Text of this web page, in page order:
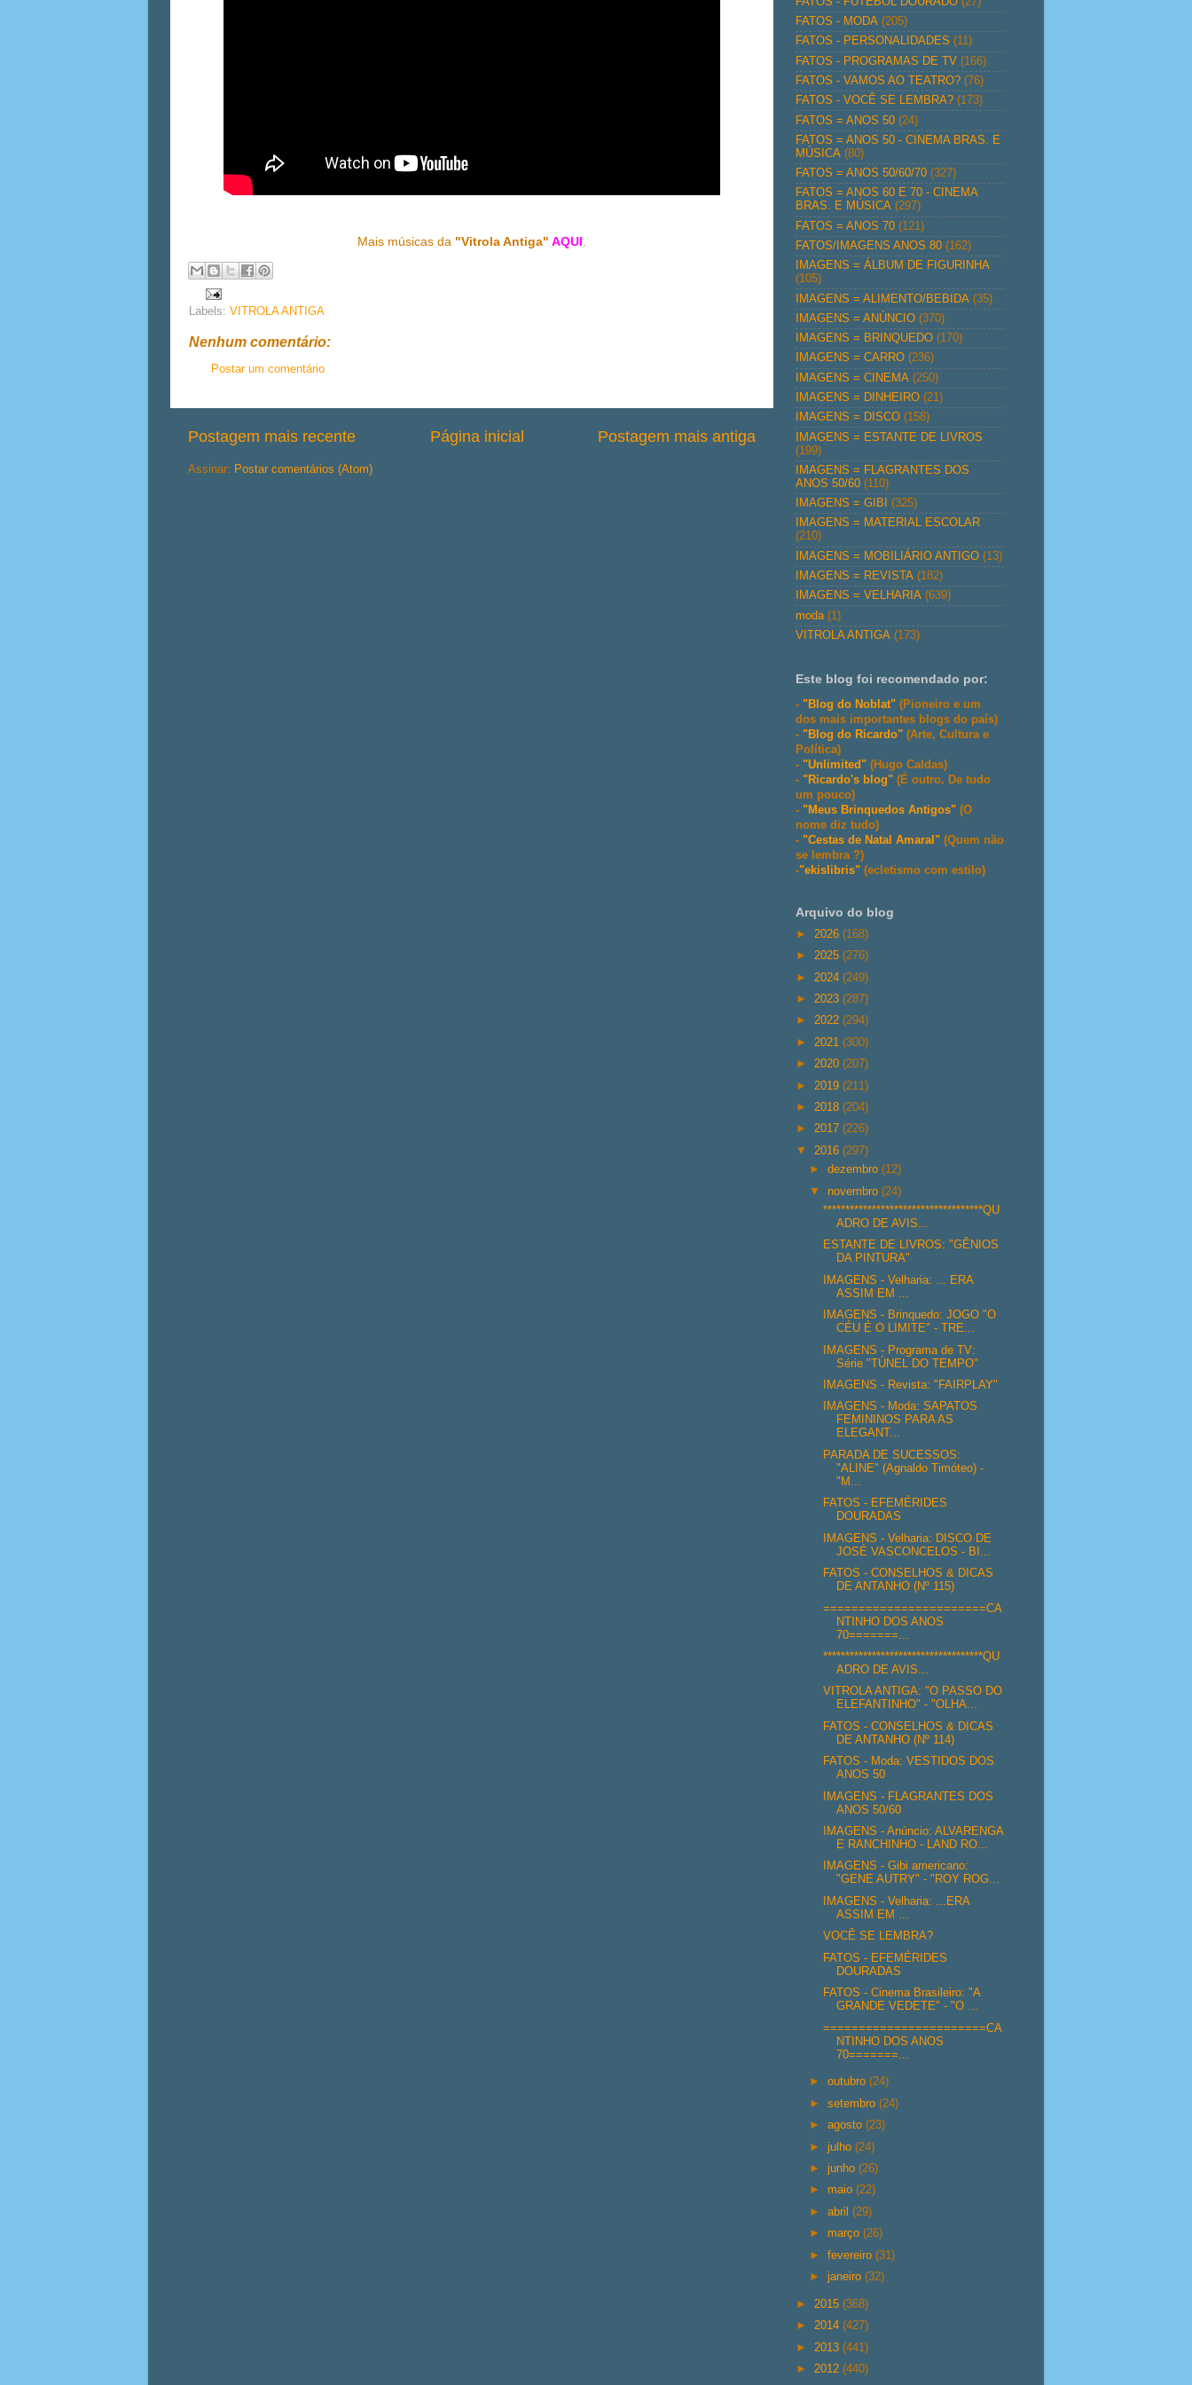
Mais músicas da "Vitrola Antiga" AQUI.
Labels: VITROLA ANTIGA
Nenhum comentário:
Postar um comentário
Postagem mais recente Postagem mais antiga
Página inicial
Assinar: Postar comentários (Atom)
FATOS - MODA (205)
FATOS - PERSONALIDADES (11)
FATOS - PROGRAMAS DE TV (166)
FATOS - VAMOS AO TEATRO? (76)
FATOS - VOCÊ SE LEMBRA? (173)
FATOS = ANOS 50 (24)
FATOS = ANOS 50 - CINEMA BRAS. E
MÚSICA (80)
FATOS = ANOS 50/60/70 (327)
FATOS = ANOS 60 E 70 - CINEMA
BRAS. E MÚSICA (297)
FATOS = ANOS 70 (121)
FATOS/IMAGENS ANOS 80 (162)
IMAGENS = ÁLBUM DE FIGURINHA
(105)
IMAGENS = ALIMENTO/BEBIDA (35)
IMAGENS = ANÚNCIO (370)
IMAGENS = BRINQUEDO (170)
IMAGENS = CARRO (236)
IMAGENS = CINEMA (250)
IMAGENS = DINHEIRO (21)
IMAGENS = DISCO (158)
IMAGENS = ESTANTE DE LIVROS
(199)
IMAGENS = FLAGRANTES DOS
ANOS 50/60 (110)
IMAGENS = GIBI
(325)
IMAGENS = MATERIAL ESCOLAR
(210)
IMAGENS = MOBILIÁRIO ANTIGO (13)
IMAGENS = REVISTA (182)
IMAGENS = VELHARIA (639)
moda (1)
VITROLA ANTIGA (173)
Este blog foi recomendado por:
- "Blog do Noblat" (Pioneiro e um
dos mais importantes blogs do país)
- "Blog do Ricardo" (Arte, Cultura e
Política)
- "Unlimited" (Hugo Caldas)
- "Ricardo's blog" (É outro. De tudo
um pouco)
- "Meus Brinquedos Antigos" (O
nome diz tudo)
- "Cestas de Natal Amaral" (Quem não
se lembra ?)
-"ekislibris" (ecletismo com estilo)
Arquivo do blog
► 2026 (168)
► 2025 (276)
► 2024 (249)
► 2023 (287)
► 2022 (294)
► 2021 (300)
► 2020 (207)
► 2019 (211)
► 2018 (204)
► 2017 (226)
▼ 2016 (297)
►dezembro(12)
▼ novembro(24)
************************************QU
ADRO DE AVIS...
ESTANTE DE LIVROS: "GÊNIOS
DA PINTURA"
IMAGENS - Velharia: ... ERA
ASSIM EM ...
IMAGENS - Brinquedo: JOGO "O
CÉU É O LIMITE" - TRE...
IMAGENS - Programa de TV:
Série "TÚNEL DO TEMPO"
IMAGENS - Revista: "FAIRPLAY"
IMAGENS - Moda: SAPATOS
FEMININOS PARA AS
ELEGANT...
PARADA DE SUCESSOS:
"ALINE" (Agnaldo Timóteo) -
"M...
FATOS - EFEMÉRIDES
DOURADAS
IMAGENS - Velharia: DISCO DE
JOSÉ VASCONCELOS - BI...
FATOS - CONSELHOS & DICAS
DE ANTANHO (Nº 115)
=======================CA
NTINHO DOS ANOS
70=======...
************************************QU
ADRO DE AVIS...
VITROLA ANTIGA: "O PASSO DO
ELEFANTINHO" - "OLHA...
FATOS - CONSELHOS & DICAS
DE ANTANHO (Nº 114)
FATOS - Moda: VESTIDOS DOS
ANOS 50
IMAGENS - FLAGRANTES DOS
ANOS 50/60
IMAGENS - Anúncio: ALVARENGA
E RANCHINHO - LAND RO...
IMAGENS - Gibi americano:
"GENE AUTRY" - "ROY ROG...
IMAGENS - Velharia: ...ERA
ASSIM EM ...
VOCÊ SE LEMBRA?
FATOS - EFEMÉRIDES
DOURADAS
FATOS - Cinema Brasileiro: "A
GRANDE VEDETE" - "O ...
=======================CA
NTINHO DOS ANOS
70=======...
►outubro(24)
►setembro(24)
►agosto(23)
►julho(24)
►junho(26)
► maio(22)
►abril(29)
► março(26)
►fevereiro(31)
►janeiro(32)
► 2015 (368)
► 2014 (427)
► 2013 (441)
► 2012 (440)